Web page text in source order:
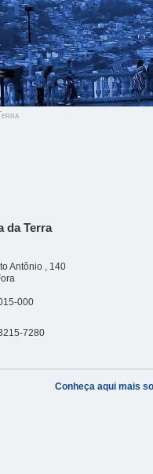
da Terra
Antônio , 140
000
7280
Conheça aqui mais